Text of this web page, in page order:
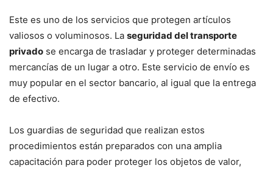
Este es uno de los servicios que protegen artículos
valiosos o voluminosos. La seguridad del transporte
privado se encarga de trasladar y proteger determinadas
mercancías de un lugar a otro. Este servicio de envío es
muy popular en el sector bancario, al igual que la entrega
de efectivo.
Los guardias de seguridad que realizan estos
procedimientos están preparados con una amplia
capacitación para poder proteger los objetos de valor,